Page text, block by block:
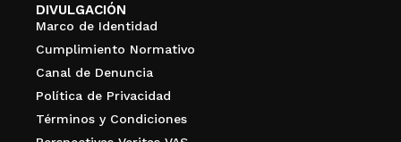
DIVULGACIÓN
Marco de Identidad
Cumplimiento Normativo
Canal de Denuncia
Política de Privacidad
Términos y Condiciones